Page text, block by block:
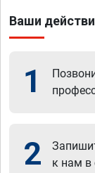
Ваши
1
2
к нам в